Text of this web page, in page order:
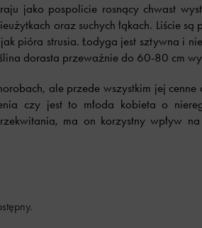
jako pospolicie rosnący chwast
oraz suchych łąkach. Liście są
pióra strusia. Łodyga jest sztywna i
dorasta przeważnie do 60-80 cm
ale przede wszystkim jej cenne
czy jest to młoda kobieta o
ma on korzystny wpływ